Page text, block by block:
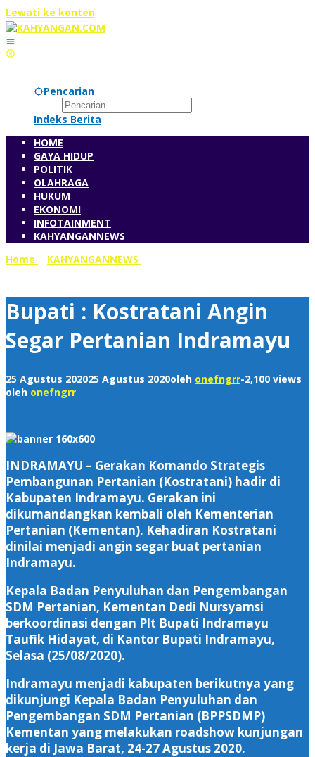
Lewati ke konten
Pencarian
Indeks Berita
HOME
GAYA HIDUP
POLITIK
OLAHRAGA
HUKUM
EKONOMI
INFOTAINMENT
KAHYANGANNEWS
Home
KAHYANGANNEWS
Bupati : Kostratani Angin
Segar Pertanian Indramayu
25 Agustus 202025 Agustus 2020oleh onefngrr-2,100 views
oleh onefngrr
INDRAMAYU – Gerakan Komando Strategis
Pembangunan Pertanian (Kostratani) hadir di
Kabupaten Indramayu. Gerakan ini
dikumandangkan kembali oleh Kementerian
Pertanian (Kementan). Kehadiran Kostratani
dinilai menjadi angin segar buat pertanian
Indramayu.
Kepala Badan Penyuluhan dan Pengembangan
SDM Pertanian, Kementan Dedi Nursyamsi
berkoordinasi dengan Plt Bupati Indramayu
Taufik Hidayat, di Kantor Bupati Indramayu,
Selasa (25/08/2020).
Indramayu menjadi kabupaten berikutnya yang
dikunjungi Kepala Badan Penyuluhan dan
Pengembangan SDM Pertanian (BPPSDMP)
Kementan yang melakukan roadshow kunjungan
kerja di Jawa Barat, 24-27 Agustus 2020.